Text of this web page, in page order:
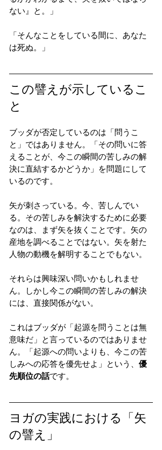
ない』と。」
「そんなことをしている間に、あなた
は死ぬ。」
この譬えが示しているこ
と
ブッダが否定しているのは「問うこ
と」ではありません。「その問いに答
えることが、今この瞬間の苦しみの解
決に直結するかどうか」を問題にして
いるのです。
矢が刺さっている。今、苦しんでい
る。その苦しみを解決するために必要
なのは、まず矢を抜くことです。矢の
産地を調べることではない。矢を射た
人物の動機を解明することでもない。
それらは興味深い問いかもしれませ
ん。しかし今この瞬間の苦しみの解決
には、直接関係がない。
これはブッダが「起源を問うことは無
意味だ」と言っているのではありませ
ん。「起源への問いよりも、今この苦
しみへの応答を優先せよ」という、 優
先順位の話です。
ヨガの実践における「矢
の譬え」